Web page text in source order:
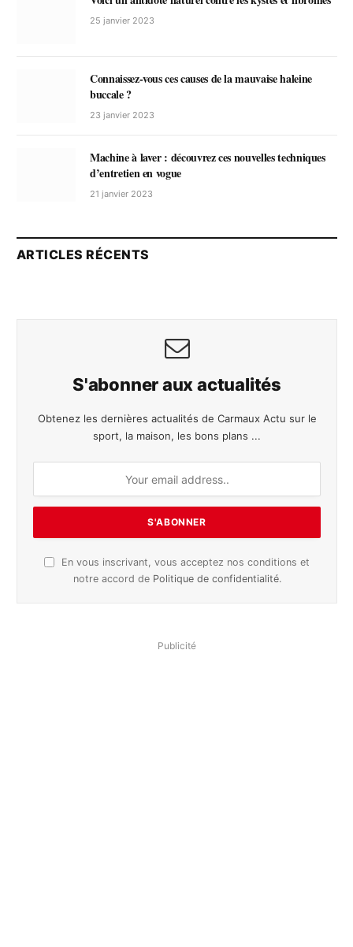
25 janvier 2023
Connaissez-vous ces causes de la mauvaise haleine
buccale ?
23 janvier 2023
Machine à laver : découvrez ces nouvelles techniques
d’entretien en vogue
21 janvier 2023
ARTICLES RÉCENTS
S'abonner aux actualités
Obtenez les dernières actualités de Carmaux Actu sur le
sport, la maison, les bons plans ...
En vous inscrivant, vous acceptez nos conditions et
notre accord de Politique de confidentialité.
Publicité